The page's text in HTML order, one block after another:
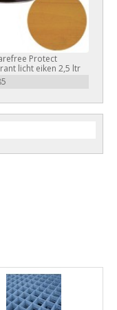
Protect
licht eiken 2,5 ltr